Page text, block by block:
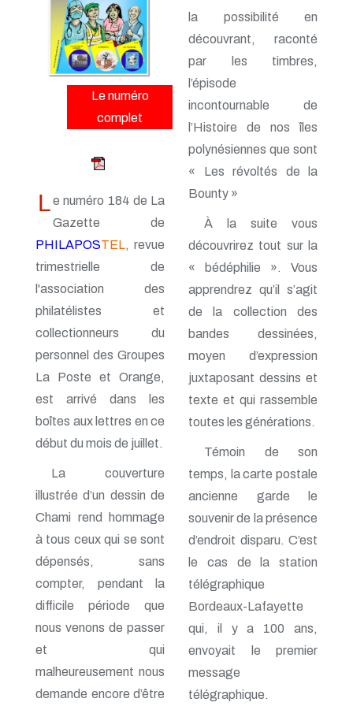
n° 161 - Octobre 2014
n° 160 - Juillet 2014
n° 159 - Avril 2014
n° 158 - Janvier 2014
n° 157 - Octobre 2013
n° 156 -Juillet 2013
n° 155 - Avril 2013
n° 154 - Janvier 2013
n° 153 - Octobre 2012
n° 151 - Avril 2012
n° 149 - Octobre 2011
n° 147 - Avril 2011
n° 146 - Janvier 2011
n° 144 - Juillet 2010
n° 143 - Avril 2010
n° 142 - Janvier 2010
n° 140 - Juillet 2009
n° 139 - Avril 2009
n° 137 - Octobre 2008
n° 136 - Juillet 2008
n° 135 - Avril 2008
n° 133 - Octobre 2007
n° 131 - Avril 2007
n° 130 - Janvier 2007
n° 129 - Octobre 2006
n° 128 - Juillet 2006
n° 127 - Avril 2006
n° 126 - Janvier 2006
n° 124 - Juillet 2005
n° 123 - Avril 2005
n° 122 - Janvier 2005
n° 121 - Octobre 2004
n° 120 - Juillet 2004
n° 119 - Avril 2004
n° 117 - Octobre 2003
Le numéro
complet
Le numéro 184 de La
Gazette de
PHILAPOSTEL, revue
trimestrielle de
l'association des
philatélistes et
collectionneurs du
personnel des Groupes
La Poste et Orange,
est arrivé dans les
boîtes aux lettres en ce
début du mois de juillet.
La couverture
illustrée d’un dessin de
Chami rend hommage
à tous ceux qui se sont
dépensés, sans
compter, pendant la
difficile période que
nous venons de passer
et qui
malheureusement nous
demande encore d’être
la possibilité en
découvrant, raconté
par les timbres,
l’épisode
incontournable de
l’Histoire de nos îles
polynésiennes que sont
« Les révoltés de la
Bounty »
À la suite vous
découvrirez tout sur la
« bédéphilie ». Vous
apprendrez qu’il s’agit
de la collection des
bandes dessinées,
moyen d’expression
juxtaposant dessins et
texte et qui rassemble
toutes les générations.
Témoin de son
temps, la carte postale
ancienne garde le
souvenir de la présence
d’endroit disparu. C’est
le cas de la station
télégraphique
Bordeaux-Lafayette
qui, il y a 100 ans,
envoyait le premier
message
télégraphique.